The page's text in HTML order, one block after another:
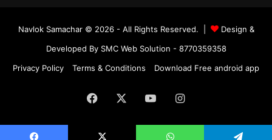
Navlok Samachar © 2026 - All Rights Reserved. |
Design &
Developed By SMC Web Solution - 8770359358
Privacy Policy
Terms & Conditions Download Free android app
Facebook YouTubeInstagram